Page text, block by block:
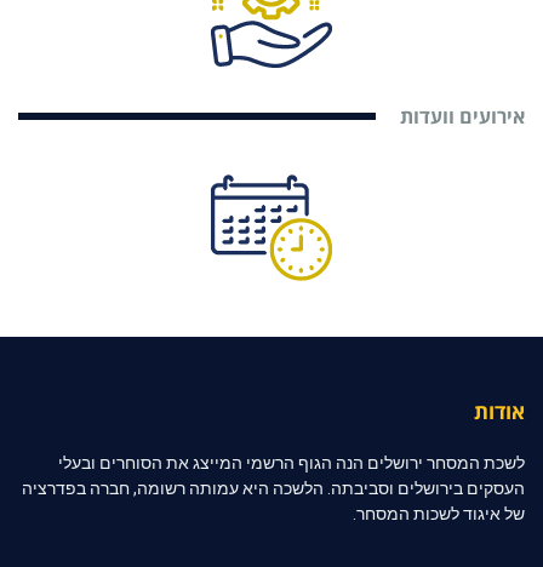
אירועים וועדות
אודות
לשכת המסחר ירושלים הנה הגוף הרשמי המייצג את הסוחרים ובעלי
העסקים בירושלים וסביבתה. הלשכה היא עמותה רשומה, חברה בפדרציה
של איגוד לשכות המסחר.